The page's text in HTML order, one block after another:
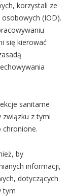
korzystali ze
(IOD).
się kierować
sanitarne
z tymi
chronione.
by
informacji,
dotyczących
tym